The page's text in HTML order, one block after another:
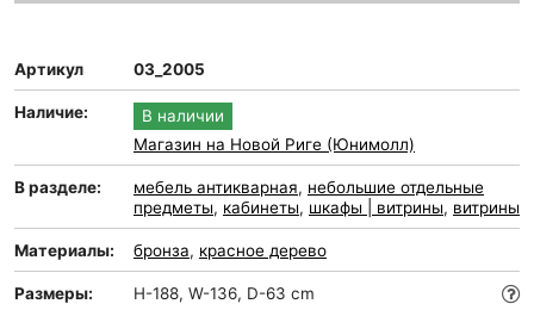
Артикул 03_2005
Наличие:
В наличии
Магазин на Новой Риге (Юнимолл)
В разделе: мебель антикварная, небольшие отдельные
предметы, кабинеты, шкафы | витрины, витрины
Материалы: бронза, красное дерево
Размеры: H-188, W-136, D-63 cm